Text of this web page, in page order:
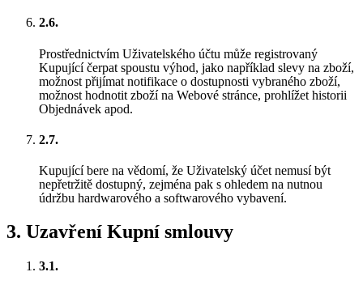
2.6.
Prostřednictvím Uživatelského účtu může registrovaný
Kupující čerpat spoustu výhod, jako například slevy na zboží,
možnost přijímat notifikace o dostupnosti vybraného zboží,
možnost hodnotit zboží na Webové stránce, prohlížet historii
Objednávek apod.
2.7.
Kupující bere na vědomí, že Uživatelský účet nemusí být
nepřetržitě dostupný, zejména pak s ohledem na nutnou
údržbu hardwarového a softwarového vybavení.
3. Uzavření Kupní smlouvy
3.1.